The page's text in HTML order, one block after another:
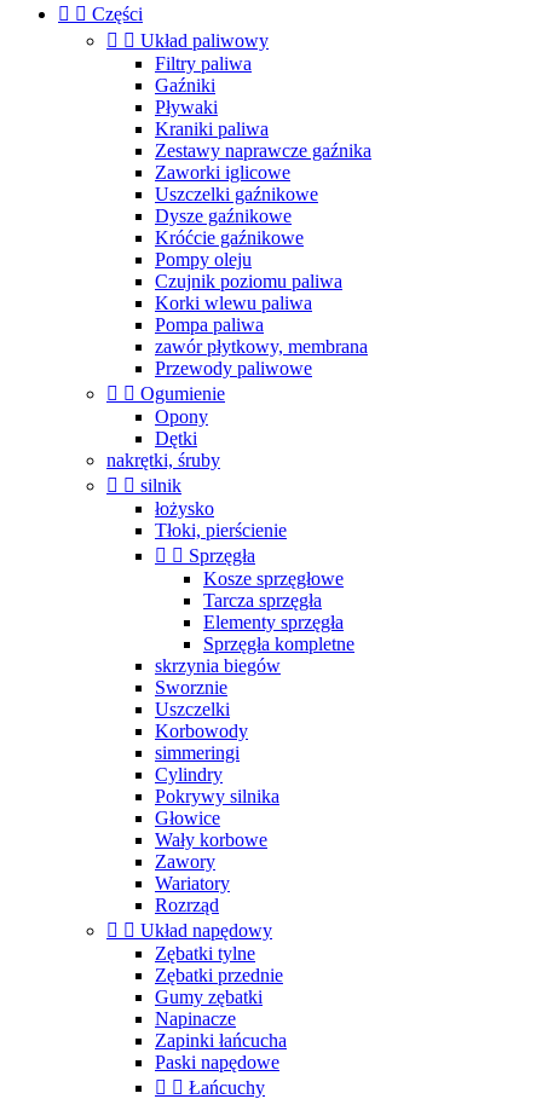
  Części
  Układ paliwowy
Filtry paliwa
Gaźniki
Pływaki
Kraniki paliwa
Zestawy naprawcze gaźnika
Zaworki iglicowe
Uszczelki gaźnikowe
Dysze gaźnikowe
Króćcie gaźnikowe
Pompy oleju
Czujnik poziomu paliwa
Korki wlewu paliwa
Pompa paliwa
zawór płytkowy, membrana
Przewody paliwowe
  Ogumienie
Opony
Dętki
nakrętki, śruby
  silnik
łożysko
Tłoki, pierścienie
  Sprzęgła
Kosze sprzęgłowe
Tarcza sprzęgła
Elementy sprzęgła
Sprzęgła kompletne
skrzynia biegów
Sworznie
Uszczelki
Korbowody
simmeringi
Cylindry
Pokrywy silnika
Głowice
Wały korbowe
Zawory
Wariatory
Rozrząd
  Układ napędowy
Zębatki tylne
Zębatki przednie
Gumy zębatki
Napinacze
Zapinki łańcucha
Paski napędowe
  Łańcuchy